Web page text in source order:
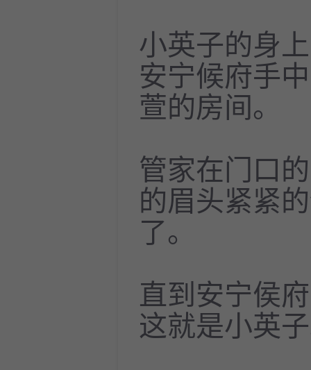
小英子的身
安宁候府手
萱的房间。
管家在门口
的眉头紧紧
了。
直到安宁侯
这就是小英